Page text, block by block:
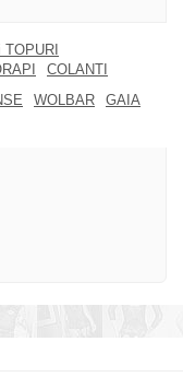
COLANTI
WOLBAR
GAIA